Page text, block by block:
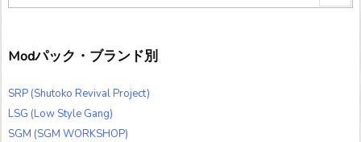
Modパック・ブランド別
SRP (Shutoko Revival Project)
LSG (Low Style Gang)
SGM (SGM WORKSHOP)